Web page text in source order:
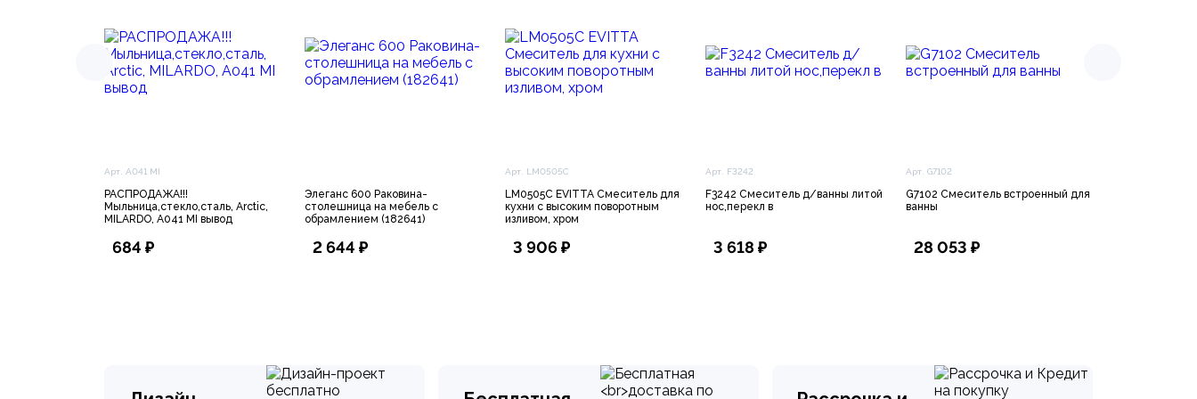
Арт. A041 MI
РАСПРОДАЖА!!!
Мыльница,стекло,сталь, Arctic,
MILARDO, A041 MI вывод
684 ₽
Элеганс 600 Раковина-
столешница на мебель с
обрамлением (182641)
2 644 ₽
Арт. LM0505C
LM0505C EVITTA Смеситель для
кухни с высоким поворотным
изливом, хром
3 906 ₽
Арт. F3242
F3242 Смеситель д/ванны литой
нос,перекл в
3 618 ₽
Арт. G7102
G7102 Смеситель встроенный для
ванны
28 053 ₽